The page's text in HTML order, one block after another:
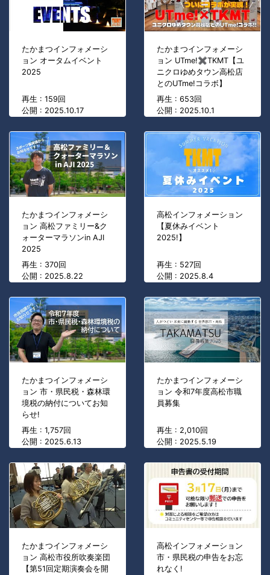
たかまつインフォメーシ
ョン オータムイベント
2025
再生 : 159回
公開 : 2025.10.17
たかまつインフォメーシ
ョン UTme!✖TKMT【ユ
ニクロゆめタウン高松店
とのUTme!コラボ】
再生 : 653回
公開 : 2025.10.1
たかまつインフォメーシ
ョン 高松ファミリー&ク
ォーターマラソンin AJI
2025
再生 : 370回
公開 : 2025.8.22
高松インフォメーション
【夏休みイベント
2025!】
再生 : 527回
公開 : 2025.8.4
たかまつインフォメーシ
ョン 市・県民税・森林環
境税の納付についてお知
らせ!
再生 : 1,757回
公開 : 2025.6.13
たかまつインフォメーシ
ョン 令和7年度高松市職
員募集
再生 : 2,010回
公開 : 2025.5.19
たかまつインフォメーシ
ョン 高松市役所吹奏楽団
【第51回定期演奏会を開
高松インフォメーション
市・県民税の申告をお忘
れなく!